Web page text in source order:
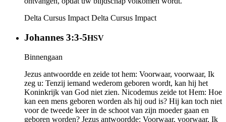
Delta Cursus Impact Delta Cursus Impact
Johannes 3:3-5HSV
Binnengaan
Jezus antwoordde en zeide tot hem: Voorwaar, voorwaar, Ik
zeg u: Tenzij iemand wederom geboren wordt, kan hij het
Koninkrijk van God niet zien. Nicodemus zeide tot Hem: Hoe
kan een mens geboren worden als hij oud is? Hij kan toch niet
voor de tweede keer in de schoot van zijn moeder gaan en
geboren worden? Jezus antwoordde: Voorwaar, voorwaar, Ik